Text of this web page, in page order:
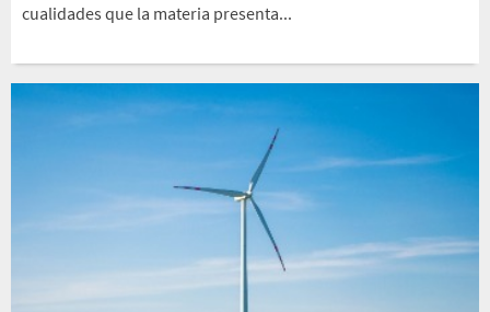
cualidades que la materia presenta...